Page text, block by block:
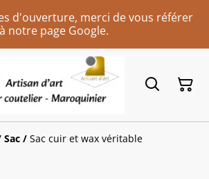
d'ouverture, merci de vous référer
à notre page Google.
Sac / Sac cuir et wax véritable